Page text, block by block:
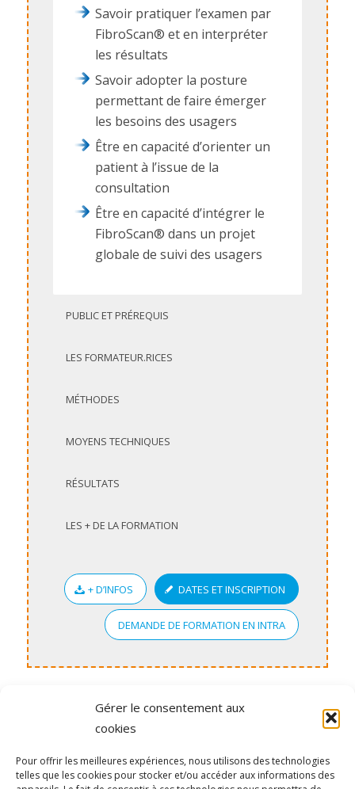
Gérer le consentement aux
cookies
Pour offrir les meilleures expériences, nous utilisons des technologies
telles que les cookies pour stocker et/ou accéder aux informations des
Savoir pratiquer l’examen par
FibroScan® et en interpréter
les résultats
Savoir adopter la posture
permettant de faire émerger
les besoins des usagers
Être en capacité d’orienter un
patient à l’issue de la
consultation
Être en capacité d’intégrer le
FibroScan® dans un projet
globale de suivi des usagers
PUBLIC ET PRÉREQUIS
LES FORMATEUR.RICES
MÉTHODES
MOYENS TECHNIQUES
RÉSULTATS
LES + DE LA FORMATION
DATES ET INSCRIPTION
+ D’INFOS
DEMANDE DE FORMATION EN INTRA
Inscrivez-vous à la newsletter de notre
organisme de formation